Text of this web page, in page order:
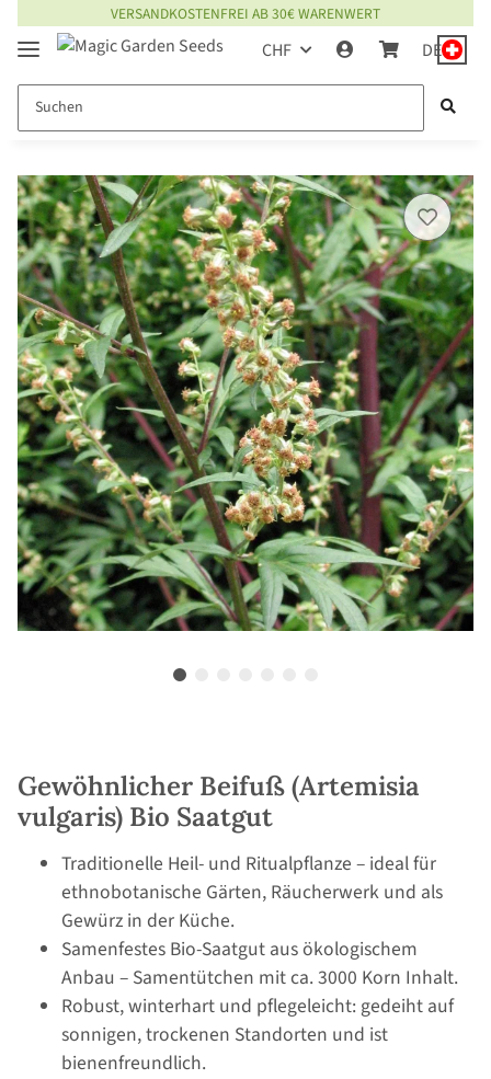
VERSANDKOSTENFREI AB 30€ WARENWERT
CHF DE
Gewöhnlicher Beifuß (Artemisia
vulgaris) Bio Saatgut
Traditionelle Heil- und Ritualpflanze – ideal für
ethnobotanische Gärten, Räucherwerk und als
Gewürz in der Küche.
Samenfestes Bio-Saatgut aus ökologischem
Anbau – Samentütchen mit ca. 3000 Korn Inhalt.
Robust, winterhart und pflegeleicht: gedeiht auf
sonnigen, trockenen Standorten und ist
bienenfreundlich.